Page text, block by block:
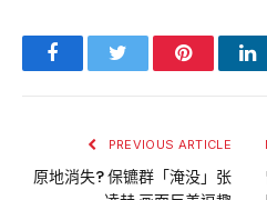
FacebookTwitter Pinterest
PREVIOUS ARTICLE
原地消失? 保镳群「淹没」张